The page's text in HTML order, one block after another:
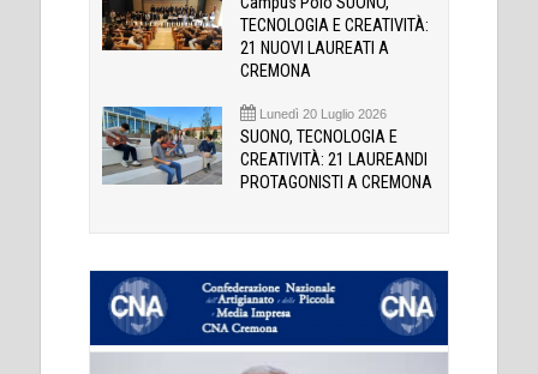
TECNOLOGIA E CREATIVITÀ:
21 NUOVI LAUREATI A
CREMONA
Lunedì 20 Luglio 2026
SUONO, TECNOLOGIA E
CREATIVITÀ: 21 LAUREANDI
PROTAGONISTI A CREMONA